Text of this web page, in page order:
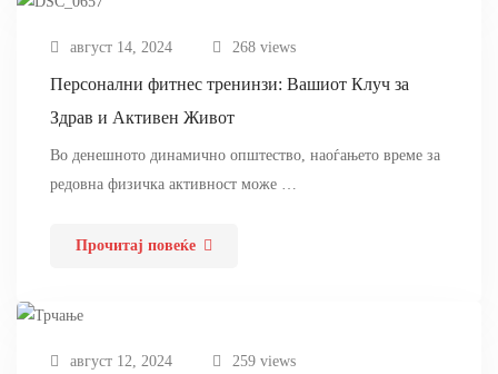
август 14, 2024 268 views
Персонални фитнес тренинзи: Вашиот Клуч за
Здрав и Активен Живот
Во денешното динамично општество, наоѓањето време за
редовна физичка активност може …
Прочитај повеќе
август 12, 2024 259 views